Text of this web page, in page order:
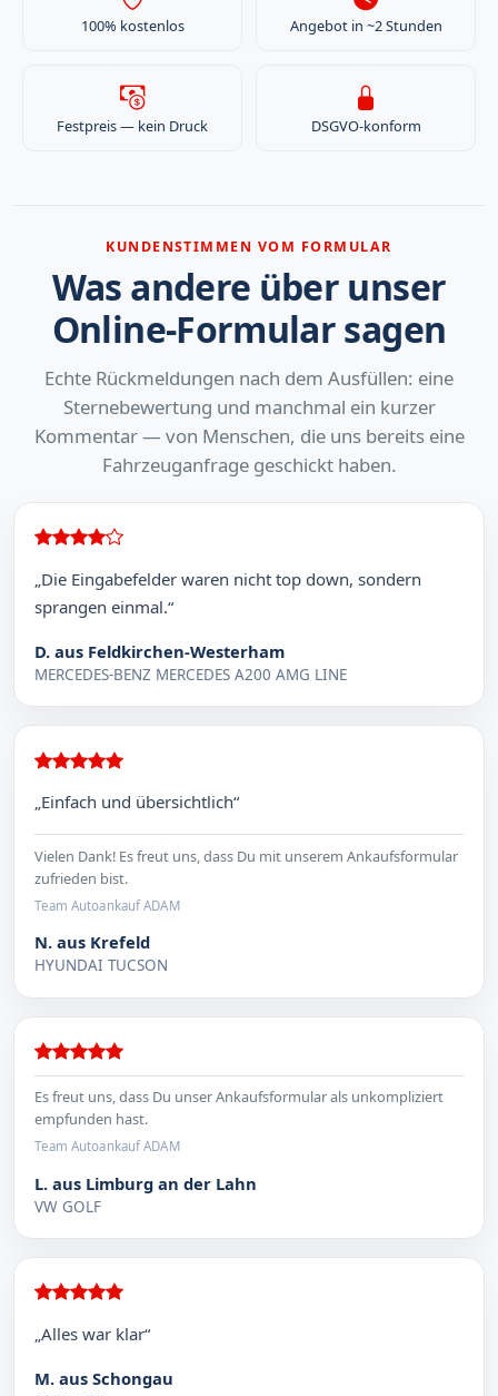
100% kostenlos Angebot in ~2 Stunden
Festpreis — kein Druck DSGVO-konform
KUNDENSTIMMEN VOM FORMULAR
Was andere über unser
Online-Formular sagen
Echte Rückmeldungen nach dem Ausfüllen: eine
Sternebewertung und manchmal ein kurzer
Kommentar — von Menschen, die uns bereits eine
Fahrzeuganfrage geschickt haben.
„Die Eingabefelder waren nicht top down, sondern
sprangen einmal.“
D. aus Feldkirchen-Westerham
MERCEDES-BENZ MERCEDES A200 AMG LINE
„Einfach und übersichtlich“
Vielen Dank! Es freut uns, dass Du mit unserem Ankaufsformular
zufrieden bist.
Team Autoankauf ADAM
N. aus Krefeld
HYUNDAI TUCSON
Es freut uns, dass Du unser Ankaufsformular als unkompliziert
empfunden hast.
Team Autoankauf ADAM
L. aus Limburg an der Lahn
VW GOLF
„Alles war klar“
M. aus Schongau